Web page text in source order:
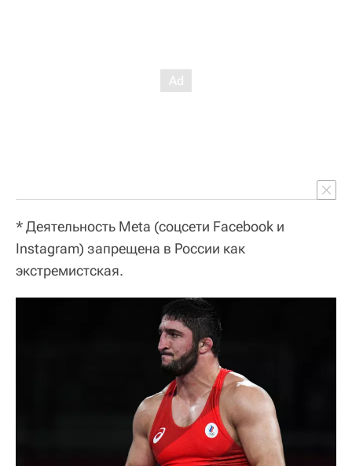
* Деятельность Meta (соцсети Facebook и
Instagram) запрещена в России как
экстремистская.